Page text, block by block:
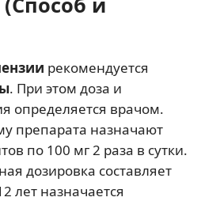
рекомендуется
. При этом доза и
определяется врачом.
препарата назначают
по 100 мг 2 раза в сутки.
дозировка составляет
лет назначается